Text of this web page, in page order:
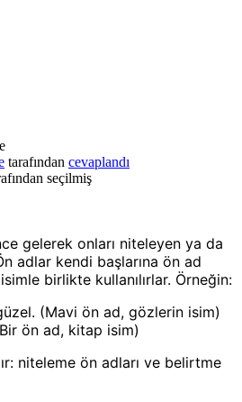
tarafından cevaplandı
seçilmiş
gelerek onları niteleyen ya da
adlar kendi başlarına ön ad
birlikte kullanılırlar. Örneğin:
(Mavi ön ad, gözlerin isim)
ön ad, kitap isim)
niteleme ön adları ve belirtme